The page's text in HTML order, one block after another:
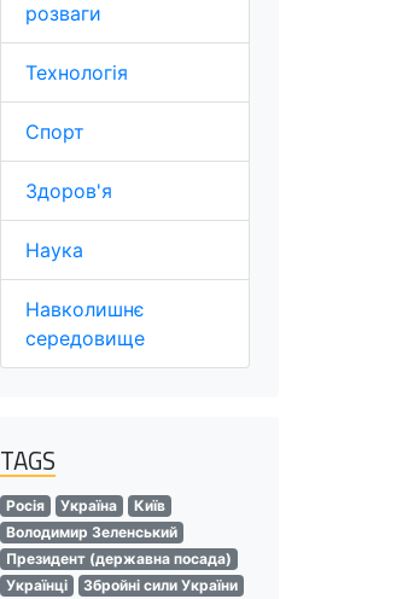
розваги
Технологія
Спорт
Здоров'я
Наука
Навколишнє
середовище
TAGS
Росія Україна
Київ
Володимир Зеленський
Президент (державна посада)
Українці
Збройні сили України